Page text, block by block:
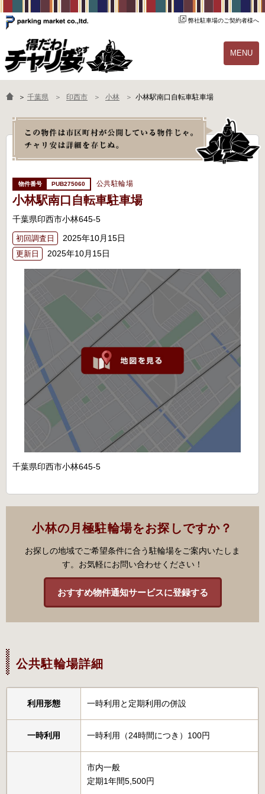
弊社駐車場のご契約者様へ
MENU
物件一覧 ご契約の流れ
よくあるご質問 駐輪場オーナー様へ
＞ 千葉県 印西市 小林 小林駅南口自転車駐車場
PUB275060 公共駐輪場
小林駅南口自転車駐車場
千葉県印西市小林645-5
初回調査日 2025年10月15日
更新日 2025年10月15日
千葉県印西市小林645-5
小林の月極駐輪場をお探しですか？
お探しの地域でご希望条件に合う駐輪場をご案内いたしま
す。お気軽にお問い合わせください！
おすすめ物件通知サービスに登録する
公共駐輪場詳細
利用形態 一時利用と定期利用の併設
一時利用 一時利用（24時間につき）100円
市内一般
定期1年間5,500円